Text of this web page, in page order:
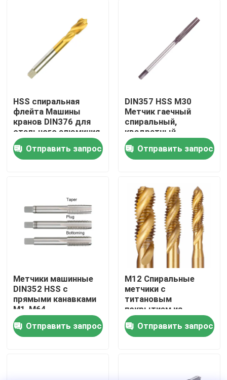
Продукты
О нас
Проверка качества
Свяжитесь мы
Новости
Спросите цитату
HSS спиральная
флейта Машины
кранов DIN376 для
стального алюминия
Отправить запрос
DIN357 HSS M30
Метчик гаечный
спиральный,
квадратный
хвостовик
Отправить запрос
Метчики машинные
DIN352 HSS с
прямыми канавками
M1-M64,
легированная сталь
Отправить запрос
М12 Спиральные
метчики с
титановым
покрытием из
быстрорежущей
стали (HSS) DIN371
Отправить запрос